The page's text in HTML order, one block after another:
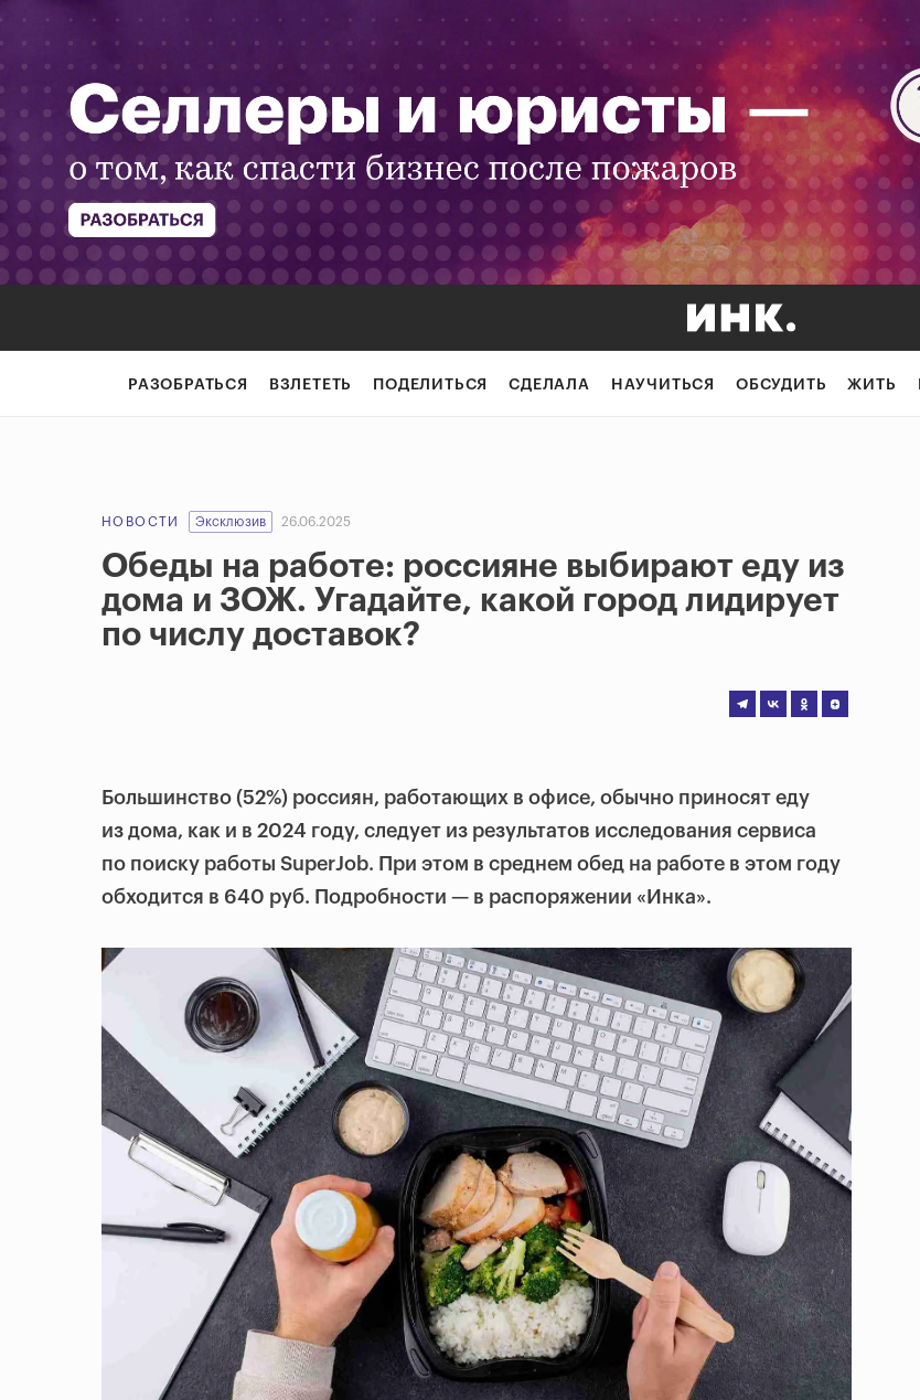
РАЗОБРАТЬСЯ ВЗЛЕТЕТЬ ПОДЕЛИТЬСЯ СДЕЛАЛА НАУЧИТЬСЯ ОБСУДИТЬ ЖИТЬ
НОВОСТИ Эксклюзив 26.06.2025
Обеды на работе: россияне выбирают еду из
дома и ЗОЖ. Угадайте, какой город лидирует
по числу доставок?
Большинство (52%) россиян, работающих в офисе, обычно приносят еду
из дома, как и в 2024 году, следует из результатов исследования сервиса
по поиску работы SuperJob. При этом в среднем обед на работе в этом году
обходится в 640 руб. Подробности — в распоряжении «Инка».